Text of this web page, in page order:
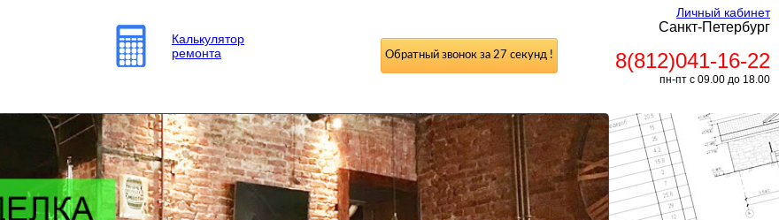
Калькулятор
ремонта
Личный кабинет
Санкт-Петербург
8(812)041-16-22
пн-пт с 09.00 до 18.00
Обратный звонок за 27 секунд !